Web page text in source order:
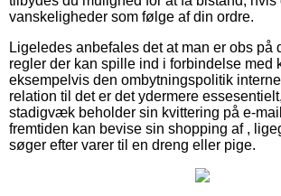
vanskeligheder som følge af din ordre.
Ligeledes anbefales det at man er obs på
regler der kan spille ind i forbindelse med
eksempelvis den ombytningspolitik
relation til det er det ydermere
stadigvæk beholder sin kvittering på e-
fremtiden kan bevise sin shopping af ,
søger efter varer til en dreng eller pige.